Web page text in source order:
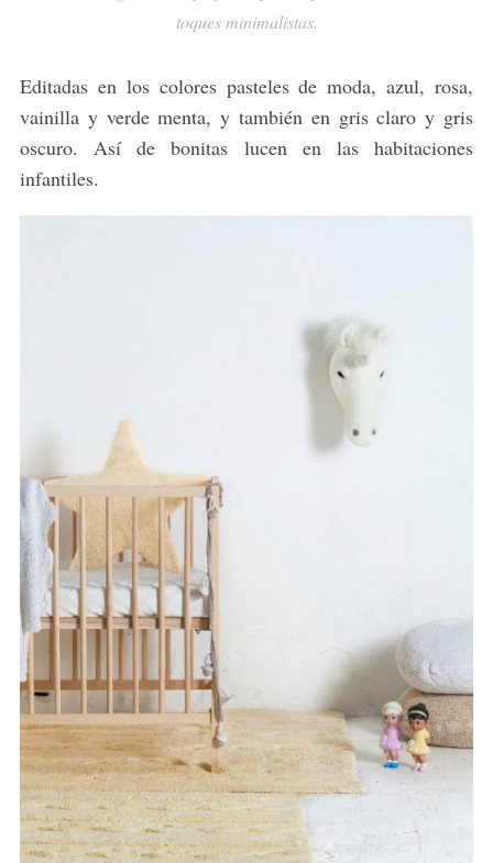
toques minimalistas.
Editadas en los colores pasteles de moda, azul, rosa,
vainilla y verde menta, y también en gris claro y gris
oscuro. Así de bonitas lucen en las habitaciones
infantiles.